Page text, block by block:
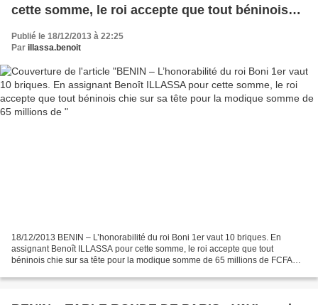
cette somme, le roi accepte que tout béninois
millions de
Publié le 18/12/2013 à 22:25
Par illassa.benoit
18/12/2013 BENIN – L’honorabilité du roi Boni 1er vaut 10 briques. En
assignant Benoît ILLASSA pour cette somme, le roi accepte que tout
béninois chie sur sa tête pour la modique somme de 65 millions de FCFA